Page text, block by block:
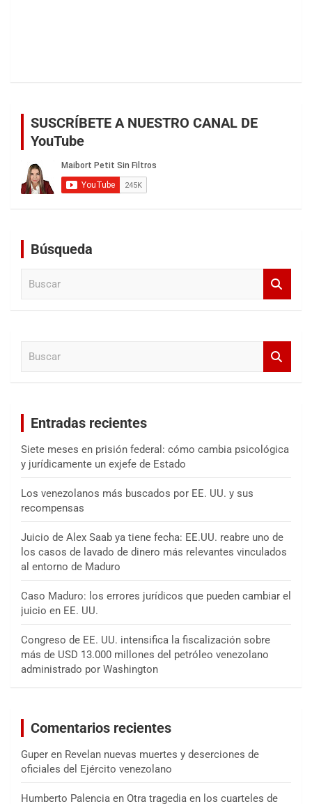
SUSCRÍBETE A NUESTRO CANAL DE
YouTube
Búsqueda
Entradas recientes
Siete meses en prisión federal: cómo cambia psicológica
y jurídicamente un exjefe de Estado
Los venezolanos más buscados por EE. UU. y sus
recompensas
Juicio de Alex Saab ya tiene fecha: EE.UU. reabre uno de
los casos de lavado de dinero más relevantes vinculados
al entorno de Maduro
Caso Maduro: los errores jurídicos que pueden cambiar el
juicio en EE. UU.
Congreso de EE. UU. intensifica la fiscalización sobre
más de USD 13.000 millones del petróleo venezolano
administrado por Washington
Comentarios recientes
Guper en Revelan nuevas muertes y deserciones de
oficiales del Ejército venezolano
Humberto Palencia en Otra tragedia en los cuarteles de